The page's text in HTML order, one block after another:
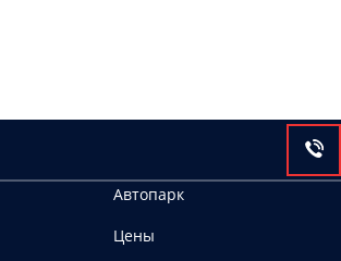
Автопарк
Цены